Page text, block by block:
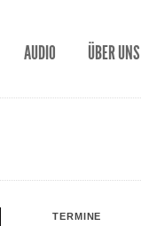
AUDIO ÜBER UNS
TERMINE